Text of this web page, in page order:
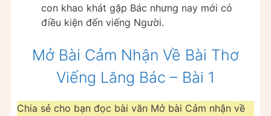
con khao khát gặp Bác nhưng nay mới có
điều kiện đến viếng Người.
Mở Bài Cảm Nhận Về Bài Thơ
Viếng Lăng Bác – Bài 1
Chia sẻ cho bạn đọc bài văn Mở bài Cảm nhận về